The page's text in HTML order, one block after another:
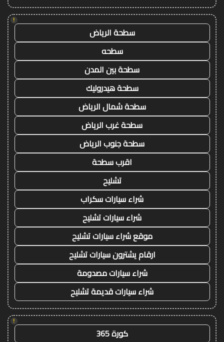
!
سطحة الرياض
سطحه
سطحة بين المدن
سطحة هيدروليك
سطحة شمال الرياض
سطحة غرب الرياض
سطحة جنوب الرياض
اقرب سطحة
تشليح
شراء سيارات سكراب
شراء سيارات تشليح
موقع شراء سيارات تشليح
ارقام يشترون سيارات تشليح
شراء سيارات مصدومة
شراء سيارات قديمة تشليح
!
كورة 365